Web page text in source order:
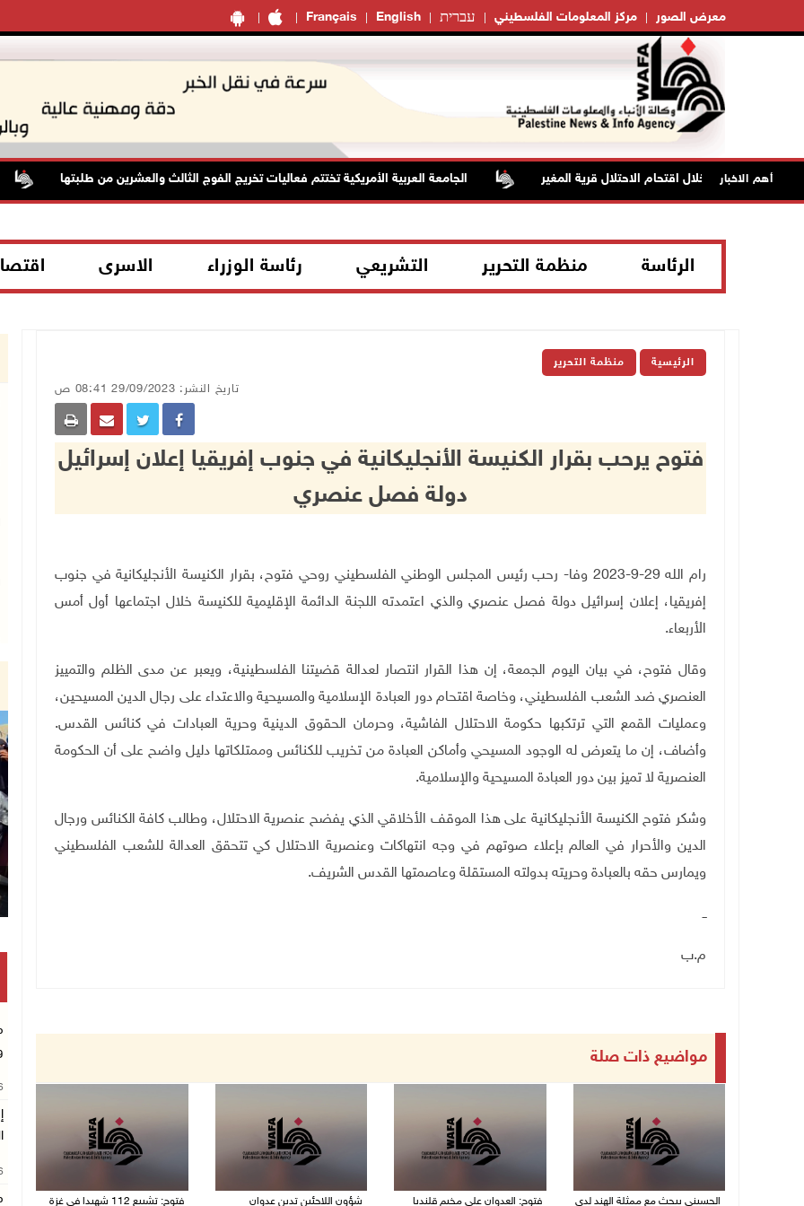
Français English עברית مركز المعلومات الفلسطيني معرض الصور
أهم الاخبار
بالاختناق خلال اقتحام الاحتلال قرية المغير الجامعة العربية الأمريكية تختتم فعاليات تخريج الفوج الثالث والعشرين من طلبتها
الرئاسة منظمة التحرير التشريعي رئاسة الوزراء الاسرى
الرئيسية منظمة التحرير
تاريخ النشر: 29/09/2023 08:41 ص
فتوح يرحب بقرار الكنيسة الأنجليكانية في جنوب إفريقيا إعلان إسرائيل
دولة فصل عنصري
رام الله 29-9-2023 وفا- رحب رئيس المجلس الوطني الفلسطيني روحي فتوح، بقرار الكنيسة الأنجليكانية في جنوب
إفريقيا، إعلان إسرائيل دولة فصل عنصري والذي اعتمدته اللجنة الدائمة الإقليمية للكنيسة خلال اجتماعها أول أمس
الأربعاء.
وقال فتوح، في بيان اليوم الجمعة، إن هذا القرار انتصار لعدالة قضيتنا الفلسطينية، ويعبر عن مدى الظلم والتمييز
العنصري ضد الشعب الفلسطيني، وخاصة اقتحام دور العبادة الإسلامية والمسيحية والاعتداء على رجال الدين المسيحين،
وعمليات القمع التي ترتكبها حكومة الاحتلال الفاشية، وحرمان الحقوق الدينية وحرية العبادات في كنائس القدس.
وأضاف، إن ما يتعرض له الوجود المسيحي وأماكن العبادة من تخريب للكنائس وممتلكاتها دليل واضح على أن الحكومة
العنصرية لا تميز بين دور العبادة المسيحية والإسلامية.
وشكر فتوح الكنيسة الأنجليكانية على هذا الموقف الأخلاقي الذي يفضح عنصرية الاحتلال، وطالب كافة الكنائس ورجال
الدين والأحرار في العالم بإعلاء صوتهم في وجه انتهاكات وعنصرية الاحتلال كي تتحقق العدالة للشعب الفلسطيني
ويمارس حقه بالعبادة وحريته بدولته المستقلة وعاصمتها القدس الشريف.
ــ
م.ب
مواضيع ذات صلة
الحسيني يبحث مع ممثلة الهند لدى فتوح: العدوان على مخيم قلنديا شؤون اللاجئين تدين عدوان فتوح: تشييع 112 شهيدا في غزة